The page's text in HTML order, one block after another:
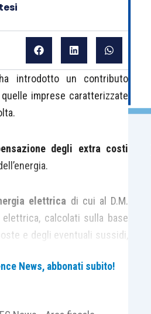
introdotto un contributo
imprese caratterizzate
degli extra costi
elettrica di cui al D.M.
calcolati sulla base
e degli eventuali sussidi,
News, abbonati subito!